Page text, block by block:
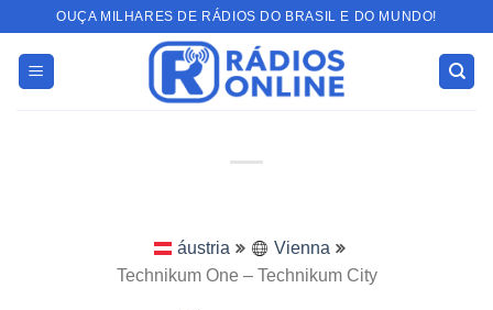
content
OUÇA MILHARES DE RÁDIOS DO BRASIL E DO MUNDO!
áustria
Vienna
Technikum One – Technikum City